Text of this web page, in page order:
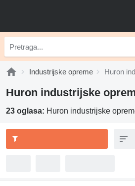
Industrijske opreme Huron
Huron industrijske
23 oglasa: Huron industrijske